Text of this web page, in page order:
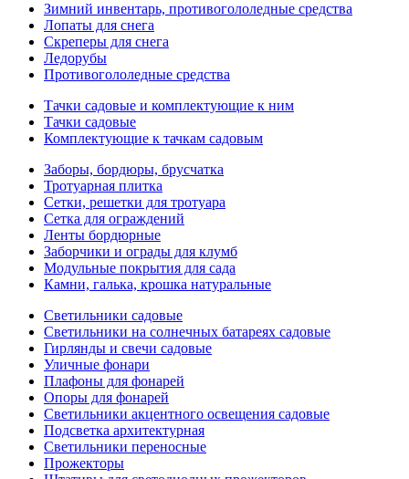
Зимний инвентарь, противогололедные средства
Лопаты для снега
Скреперы для снега
Ледорубы
Противогололедные средства
Тачки садовые и комплектующие к ним
Тачки садовые
Комплектующие к тачкам садовым
Заборы, бордюры, брусчатка
Тротуарная плитка
Сетки, решетки для тротуара
Сетка для ограждений
Ленты бордюрные
Заборчики и ограды для клумб
Модульные покрытия для сада
Камни, галька, крошка натуральные
Светильники садовые
Светильники на солнечных батареях садовые
Гирлянды и свечи садовые
Уличные фонари
Плафоны для фонарей
Опоры для фонарей
Светильники акцентного освещения садовые
Подсветка архитектурная
Светильники переносные
Прожекторы